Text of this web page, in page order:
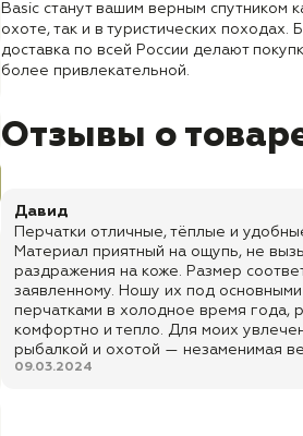
Basic станут вашим верным спутником
охоте, так и в туристических походах.
доставка по всей России делают
более привлекательной.
Отзывы о
Давид
Перчатки отличные, тёплые и
Материал приятный на ощупь, не
раздражения на коже. Размер
заявленному. Ношу их под основными
перчатками в холодное время года,
комфортно и тепло. Для моих
рыбалкой и охотой — незаменимая
09.03.2024